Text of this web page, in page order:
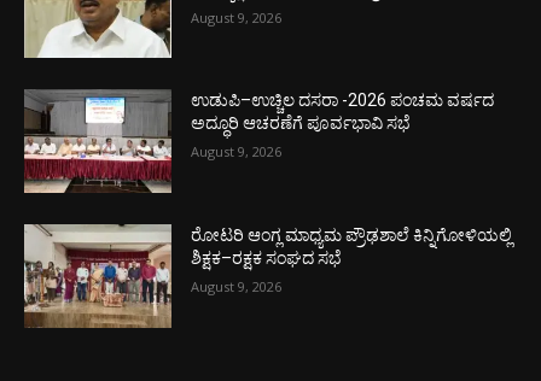
August 9, 2026
ಉಡುಪಿ–ಉಚ್ಚಿಲ ದಸರಾ -2026 ಪಂಚಮ ವರ್ಷದ
ಅದ್ಧೂರಿ ಆಚರಣೆಗೆ ಪೂರ್ವಭಾವಿ ಸಭೆ
August 9, 2026
ರೋಟರಿ ಆಂಗ್ಲ ಮಾಧ್ಯಮ ಪ್ರೌಢಶಾಲೆ ಕಿನ್ನಿಗೋಳಿಯಲ್ಲಿ
ಶಿಕ್ಷಕ–ರಕ್ಷಕ ಸಂಘದ ಸಭೆ
August 9, 2026